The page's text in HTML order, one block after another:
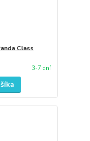
Class
3-7 dní